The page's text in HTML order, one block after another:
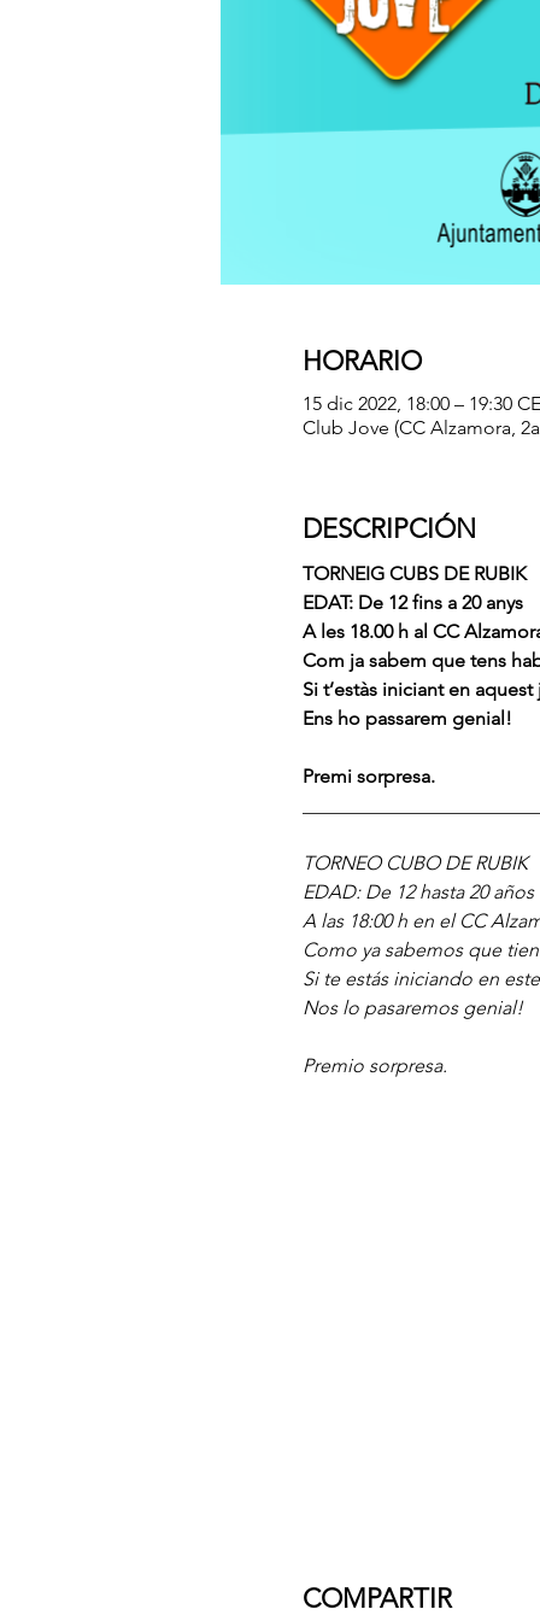
HORARIO
15 dic 2022, 18:00 – 19:30
Club Jove (CC Alzamora,
DESCRIPCIÓN
TORNEIG CUBS DE RUBIK
EDAT: De 12 fins a 20 anys
A les 18.00 h al CC
Com ja sabem que tens
Si t’estàs iniciant en
Ens ho passarem genial!
Premi sorpresa.
TORNEO CUBO DE RUBIK
EDAD: De 12 hasta 20 años
A las 18:00 h en el CC
Como ya sabemos que
Si te estás iniciando en
Nos lo pasaremos genial!
Premio sorpresa.
COMPARTIR